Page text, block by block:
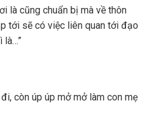
là cũng chuẩn bị mà về thôn
tới sẽ có việc liên quan tới đạo
là…”
còn úp úp mở mở làm con mẹ